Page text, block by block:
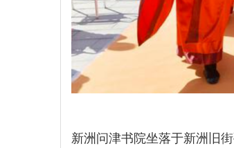
新洲问津书院坐落于新洲旧